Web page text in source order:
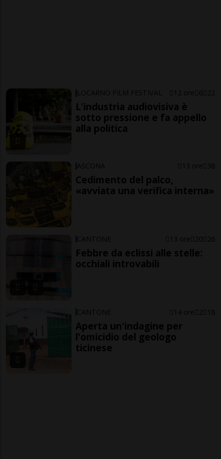
LOCARNO FILM FESTIVAL 12 ore 6 22
L'industria audiovisiva è
sotto pressione e fa appello
alla politica
ASCONA 13 ore 38
Cedimento del palco,
«avviata una verifica interna»
CANTONE 13 ore 20 26
Febbre da eclissi alle stelle:
occhiali introvabili
CANTONE 14 ore 2 18
Aperta un'indagine per
l'omicidio del geologo
ticinese